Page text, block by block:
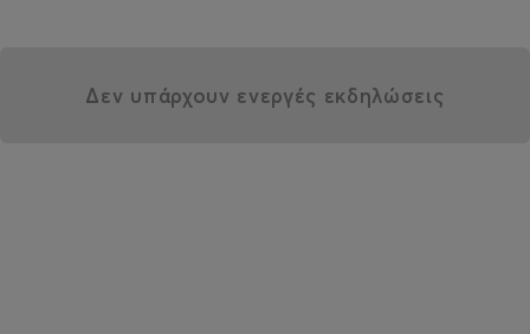
Δεν υπάρχουν ενεργές εκδηλώσεις